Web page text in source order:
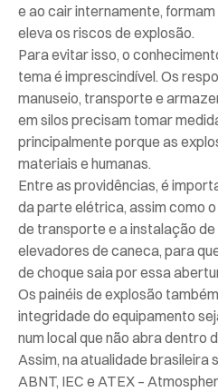
e ao cair internamente,
eleva os riscos de explosão.
Para evitar isso, o
tema é imprescindível. Os
manuseio, transporte e
em silos precisam tomar
principalmente porque as
materiais e humanas.
Entre as providências, é
da parte elétrica, assim como
de transporte e a instalação
elevadores de caneca, para
de choque saia por essa
Os painéis de explosão
integridade do equipamento
num local que não abra dentro
Assim, na atualidade brasileira
ABNT, IEC e ATEX –